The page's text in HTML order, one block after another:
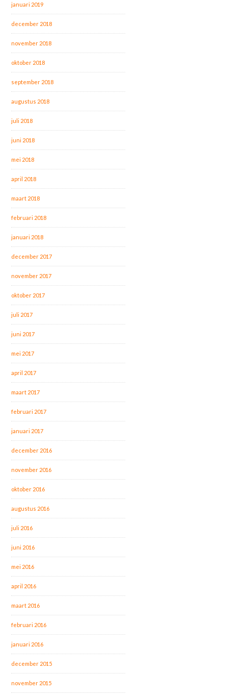
januari 2019
december 2018
november 2018
oktober 2018
september 2018
augustus 2018
juli 2018
juni 2018
mei 2018
april 2018
maart 2018
februari 2018
januari 2018
december 2017
november 2017
oktober 2017
juli 2017
juni 2017
mei 2017
april 2017
maart 2017
februari 2017
januari 2017
december 2016
november 2016
oktober 2016
augustus 2016
juli 2016
juni 2016
mei 2016
april 2016
maart 2016
februari 2016
januari 2016
december 2015
november 2015